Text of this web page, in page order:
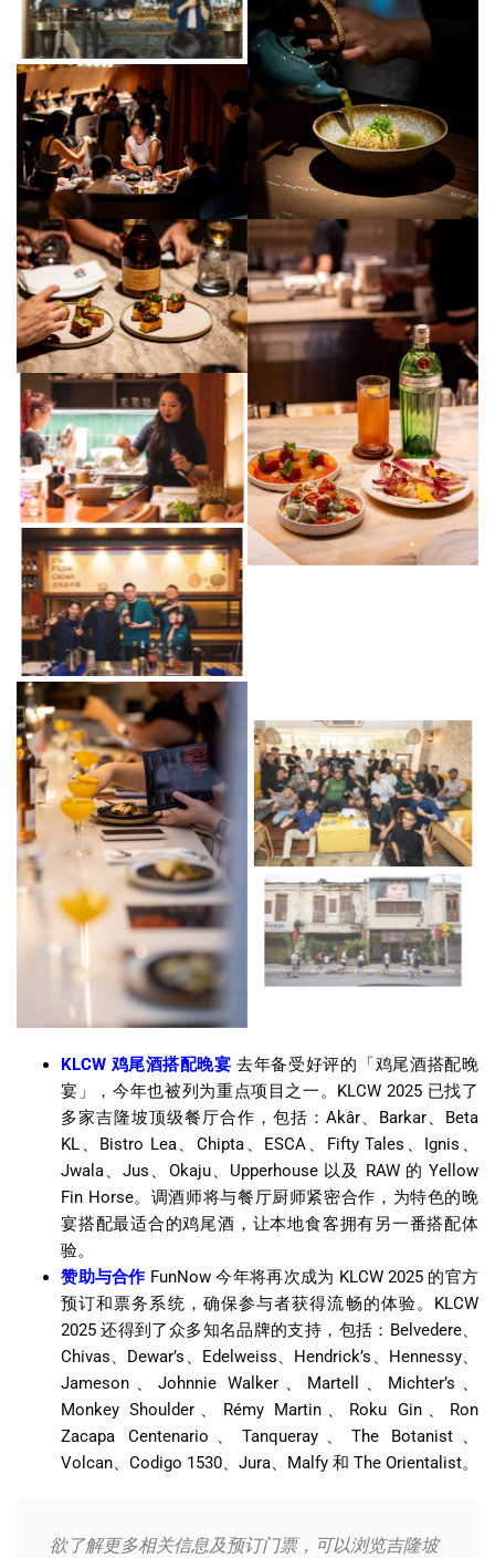
KLCW 鸡尾酒搭配晚宴 去年备受好评的「鸡尾酒搭配晚
宴」，今年也被列为重点项目之一。KLCW 2025 已找了
多家吉隆坡顶级餐厅合作，包括：Akâr、Barkar、Beta
KL、Bistro Lea、Chipta、ESCA、Fifty Tales、Ignis、
Jwala、Jus、Okaju、Upperhouse 以及 RAW 的 Yellow
Fin Horse。调酒师将与餐厅厨师紧密合作，为特色的晚
宴搭配最适合的鸡尾酒，让本地食客拥有另一番搭配体
验。
赞助与合作 FunNow 今年将再次成为 KLCW 2025 的官方
预订和票务系统，确保参与者获得流畅的体验。KLCW
2025 还得到了众多知名品牌的支持，包括：Belvedere、
Chivas、Dewar’s、Edelweiss、Hendrick’s、Hennessy、
Jameson、Johnnie Walker、Martell、Michter’s、
Monkey Shoulder、Rémy Martin、Roku Gin、Ron
Zacapa Centenario、Tanqueray、The Botanist、
Volcan、Codigo 1530、Jura、Malfy 和 The Orientalist。
欲了解更多相关信息及预订门票，可以浏览吉隆坡